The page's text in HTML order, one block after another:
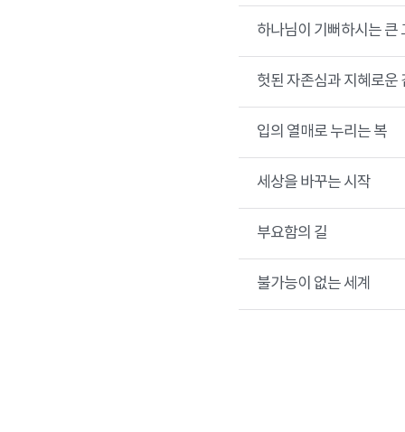
하나님이 기뻐하시는 큰
헛된 자존심과 지혜로운
입의 열매로 누리는 복
세상을 바꾸는 시작
부요함의 길
불가능이 없는 세계